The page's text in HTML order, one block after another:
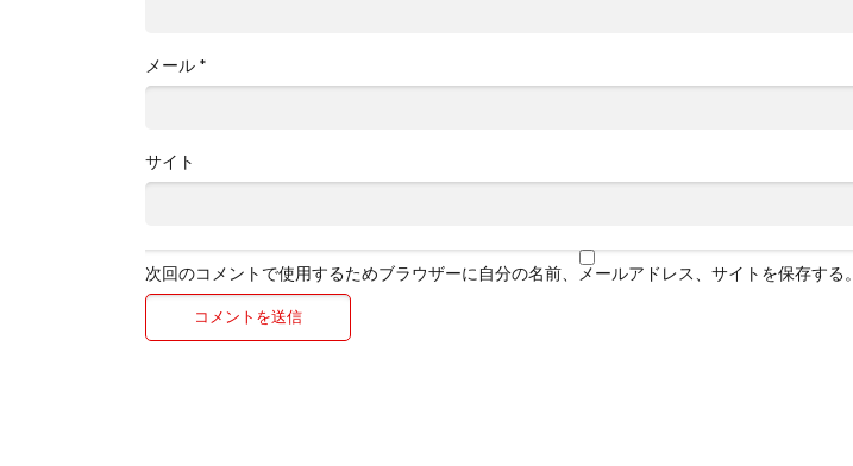
メール *
サイト
次回のコメントで使用するためブラウザーに自分の名前、メールアドレス、サイトを保存する。